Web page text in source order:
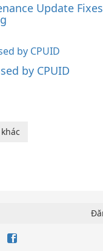
Update Fixes
by CPUID